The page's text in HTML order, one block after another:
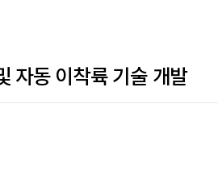
자동 이착륙 기술 개발